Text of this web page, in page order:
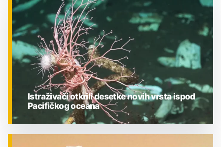
ZNANOST
Istraživači otkrili desetke novih vrsta ispod
Pacifičkog oceana